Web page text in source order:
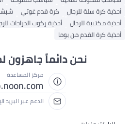
أحذية كرة سلة للرجال
كرة قدم غوتي
أحذية مكتبية للرجال
أحذية ركوب الدراجات
أحذية كرة القدم من بوما
نحن دائماً جاهزون
مركز المساعدة
الدعم عبر البريد